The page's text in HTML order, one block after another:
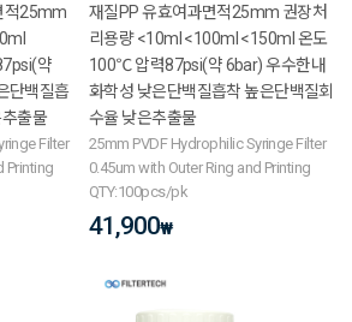
적25mm
약
단백질흡
출물
Filter
Printing
재질PP 유효여과면적25mm 권장처
리용량 <10ml <100ml <150ml 온도
100℃ 압력87psi(약 6bar) 우수한내
화학성 낮은단백질흡착 높은단백질회
수율 낮은추출물
25mm PVDF Hydrophilic Syringe Filter
0.45um with Outer Ring and Printing
QTY:100pcs/pk
41,900₩